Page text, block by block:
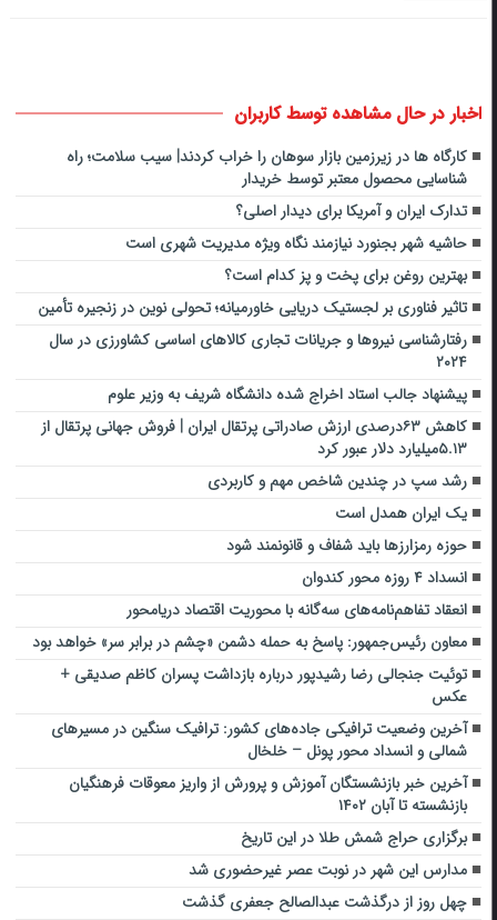
اخبار در حال مشاهده توسط کاربران
کارگاه ها در زیرزمین بازار سوهان را خراب کردند| سیب سلامت؛ راه
شناسایی محصول معتبر توسط خریدار
تدارک ایران و آمریکا برای دیدار اصلی؟
حاشیه شهر بجنورد نیازمند نگاه ویژه مدیریت شهری است
بهترین روغن برای پخت و پز کدام است؟
تاثیر فناوری بر لجستیک دریایی خاورمیانه؛ تحولی نوین در زنجیره تأمین
رفتارشناسی نیروها و جریانات تجاری کالاهای اساسی کشاورزی در سال
۲۰۲۴
پیشنهاد جالب استاد اخراج شده دانشگاه شریف به وزیر علوم
کاهش ۶۳درصدی ارزش صادراتی پرتقال ایران | فروش جهانی پرتقال از
۵.۱۳میلیارد دلار عبور کرد
رشد سپ در چندین شاخص مهم و کاربردی
یک ایران همدل است
حوزه رمزارزها باید شفاف و قانونمند شود
انسداد ۴ روزه محور کندوان
انعقاد تفاهم‌نامه‌های سه‌گانه با محوریت اقتصاد دریامحور
معاون رئیس‌جمهور: پاسخ‌ به حمله دشمن «چشم در برابر سر» خواهد بود‌
توئیت جنجالی رضا رشیدپور درباره بازداشت پسران کاظم صدیقی +
عکس
آخرین وضعیت ترافیکی جاده‌های کشور: ترافیک سنگین در مسیرهای
شمالی و انسداد محور پونل – خلخال
آخرین خبر بازنشستگان آموزش و پرورش از واریز معوقات فرهنگیان
بازنشسته تا آبان ۱۴۰۲
برگزاری حراج شمش طلا در این تاریخ
مدارس این شهر در نوبت عصر غیرحضوری شد
چهل روز از درگذشت عبدالصالح جعفری گذشت